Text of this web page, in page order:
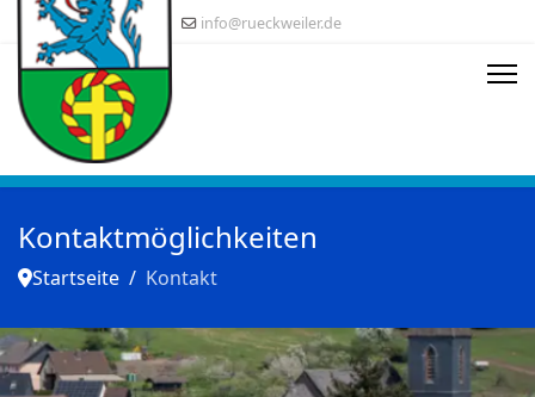
info@rueckweiler.de
Kontaktmöglichkeiten
Startseite Kontakt